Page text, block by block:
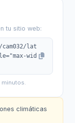
tu sitio web:
lat
wid
climáticas